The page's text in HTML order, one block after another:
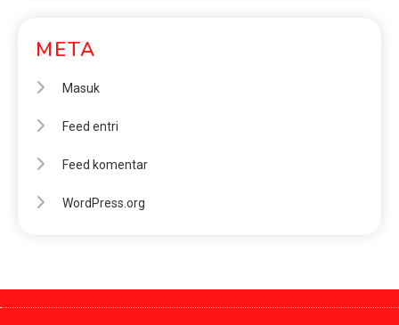
META
Masuk
Feed entri
Feed komentar
WordPress.org